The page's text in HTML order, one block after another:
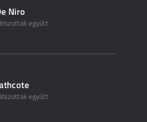
Niro
együtt
együtt